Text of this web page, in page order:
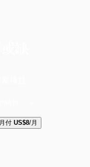
月付 US$8/月